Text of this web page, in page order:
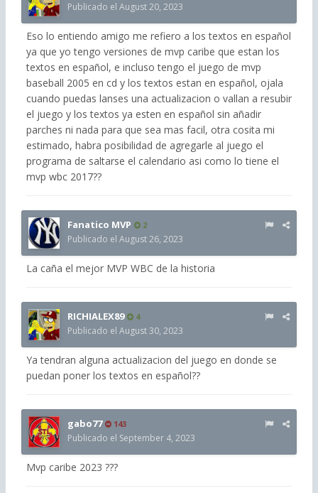
Publicado el August 20, 2023
Eso lo entiendo amigo me refiero a los textos en español
ya que yo tengo versiones de mvp caribe que estan los
textos en español, e incluso tengo el juego de mvp
baseball 2005 en cd y los textos estan en español, ojala
cuando puedas lanses una actualizacion o vallan a resubir
el juego y los textos ya esten en español sin añadir
parches ni nada para que sea mas facil, otra cosita mi
estimado, habra posibilidad de agregarle al juego el
programa de saltarse el calendario asi como lo tiene el
mvp wbc 2017??
Fanatico MVP 2
Publicado el August 26, 2023
La caña el mejor MVP WBC de la historia
RICHIALEX89 4
Publicado el August 30, 2023
Ya tendran alguna actualizacion del juego en donde se
puedan poner los textos en español??
gabo77 143
Publicado el September 4, 2023
Mvp caribe 2023 ???